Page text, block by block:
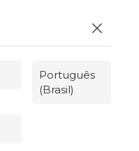
Português
(Brasil)